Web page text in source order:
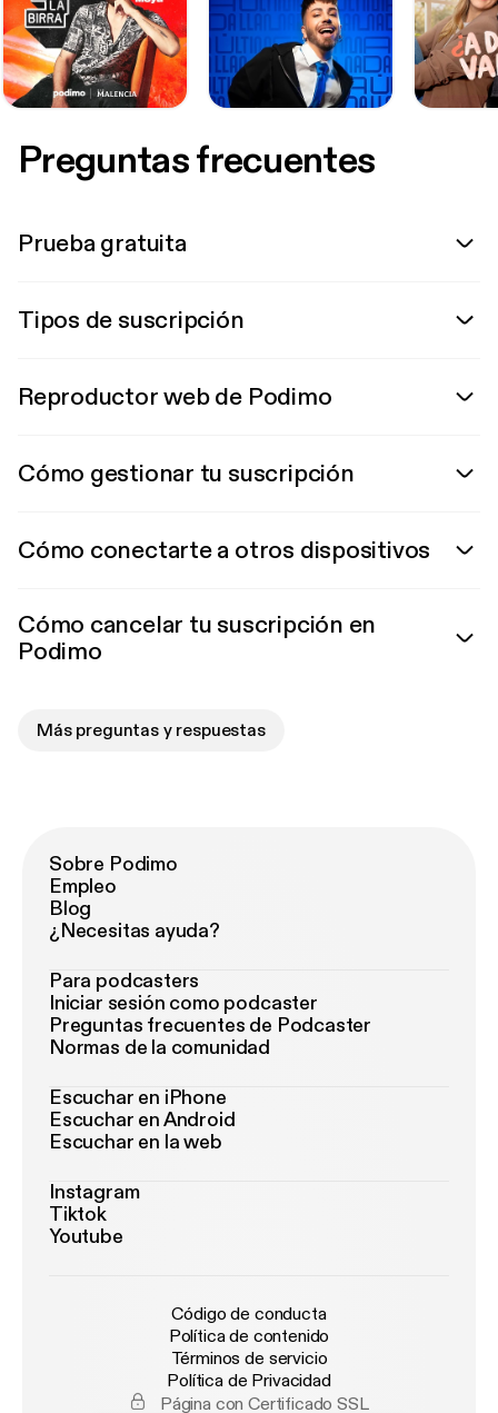
Preguntas frecuentes
Prueba gratuita
Tipos de suscripción
Reproductor web de Podimo
Cómo gestionar tu suscripción
Cómo conectarte a otros dispositivos
Cómo cancelar tu suscripción en
Podimo
Más preguntas y respuestas
Sobre Podimo
Empleo
Blog
¿Necesitas ayuda?
Para podcasters
Iniciar sesión como podcaster
Preguntas frecuentes de Podcaster
Normas de la comunidad
Escuchar en iPhone
Escuchar en Android
Escuchar en la web
Instagram
Tiktok
Youtube
Código de conducta
Política de contenido
Términos de servicio
Política de Privacidad
Página con Certificado SSL